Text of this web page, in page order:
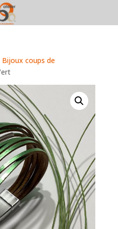
Bijoux coups de